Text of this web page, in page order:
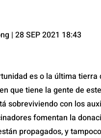
| 28 SEP 2021 18:43
es o la última tierra
que tiene la gente de
sobreviviendo con los
fomentan la
propagados, y